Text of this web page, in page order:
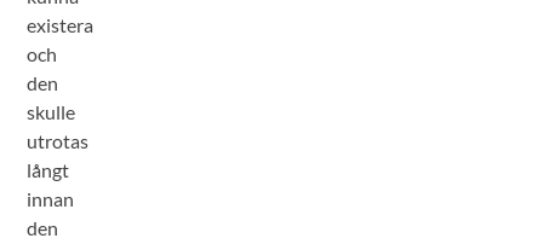
existera
och
den
skulle
utrotas
långt
innan
den